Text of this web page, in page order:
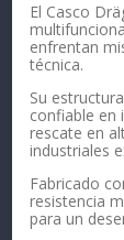
El Casco
enfrentan
técnica.
Su
confiable en
rescate en
industriales
Fabricado
resistencia
para un